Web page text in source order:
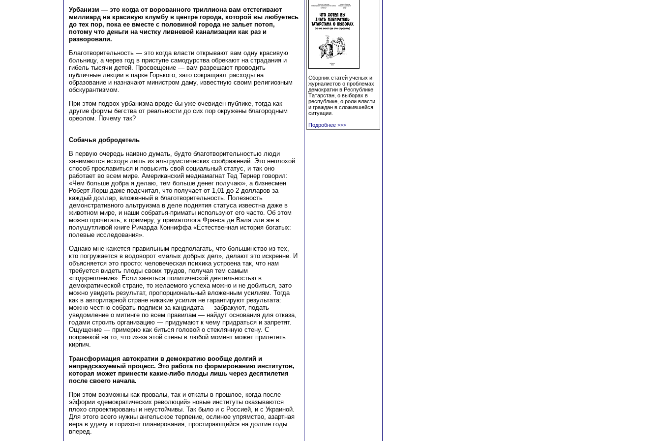
Урбанизм — это когда от ворованного триллиона вам отстегивают
миллиард на красивую клумбу в центре города, которой вы любуетесь
до тех пор, пока ее вместе с половиной города не зальет потоп,
потому что деньги на чистку ливневой канализации как раз и
разворовали.
Благотворительность — это когда власти открывают вам одну красивую
больницу, а через год в приступе самодурства обрекают на страдания и
гибель тысячи детей. Просвещение — вам разрешают проводить
публичные лекции в парке Горького, зато сокращают расходы на
образование и назначают министром даму, известную своим религиозным
обскурантизмом.
При этом подвох урбанизма вроде бы уже очевиден публике, тогда как
другие формы бегства от реальности до сих пор окружены благородным
ореолом. Почему так?
Собачья добродетель
В первую очередь наивно думать, будто благотворительностью люди
занимаются исходя лишь из альтруистических соображений. Это неплохой
способ прославиться и повысить свой социальный статус, и так оно
работает во всем мире. Американский медиамагнат Тед Тернер говорил:
«Чем больше добра я делаю, тем больше денег получаю», а бизнесмен
Роберт Лорш даже подсчитал, что получает от 1,01 до 2 долларов за
каждый доллар, вложенный в благотворительность. Полезность
демонстративного альтруизма в деле поднятия статуса известна даже в
животном мире, и наши собратья-приматы используют его часто. Об этом
можно прочитать, к примеру, у приматолога Франса де Валя или же в
полушутливой книге Ричарда Конниффа «Естественная история богатых:
полевые исследования».
Однако мне кажется правильным предполагать, что большинство из тех,
кто погружается в водоворот «малых добрых дел», делают это искренне. И
объясняется это просто: человеческая психика устроена так, что нам
требуется видеть плоды своих трудов, получая тем самым
«подкрепление». Если заняться политической деятельностью в
демократической стране, то желаемого успеха можно и не добиться, зато
можно увидеть результат, пропорциональный вложенным усилиям. Тогда
как в авторитарной стране никакие усилия не гарантируют результата:
можно честно собрать подписи за кандидата — забракуют, подать
уведомление о митинге по всем правилам — найдут основания для отказа,
годами строить организацию — придумают к чему придраться и запретят.
Ощущение — примерно как биться головой о стеклянную стену. С
поправкой на то, что из-за этой стены в любой момент может прилететь
кирпич.
Трансформация автократии в демократию вообще долгий и
непредсказуемый процесс. Это работа по формированию институтов,
которая может принести какие-либо плоды лишь через десятилетия
после своего начала.
При этом возможны как провалы, так и откаты в прошлое, когда после
эйфории «демократических революций» новые институты оказываются
плохо спроектированы и неустойчивы. Так было и с Россией, и с Украиной.
Для этого всего нужны ангельское терпение, ослиное упрямство, азартная
вера в удачу и горизонт планирования, простирающийся на долгие годы
вперед.
Сборник статей ученых и
журналистов о проблемах
демократии в Республике
Татарстан, о выборах в
республике, о роли власти
и граждан в сложившейся
ситуации.
Подробнее >>>